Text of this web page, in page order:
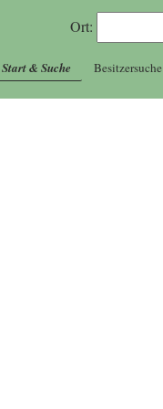
Ort:
Start & Suche Besitzersuche